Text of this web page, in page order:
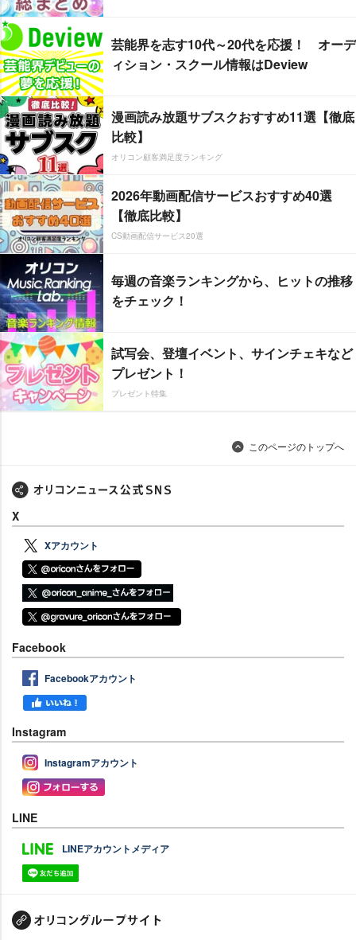
芸能界を志す10代～20代を応援！ オーデ
ィション・スクール情報はDeview
漫画読み放題サブスクおすすめ11選【徹底
比較】
オリコン顧客満足度ランキング
2026年動画配信サービスおすすめ40選
【徹底比較】
CS動画配信サービス20選
毎週の音楽ランキングから、ヒットの推移
をチェック！
試写会、登壇イベント、サインチェキなど
プレゼント！
プレゼント特集
このページのトップへ
X
Xアカウント
Facebook
Facebookアカウント
Instagram
Instagramアカウント
LINE
LINEアカウントメディア